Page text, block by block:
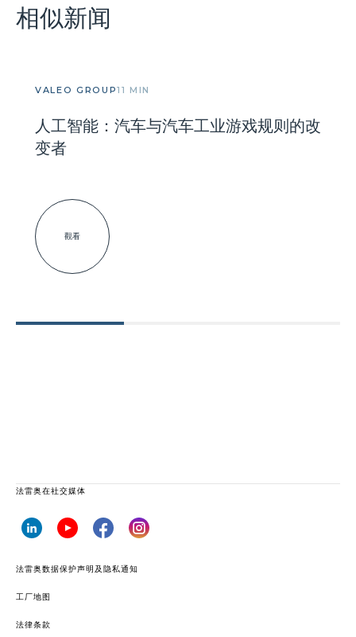
相似新闻
VALEO GROUP11 MIN
人工智能：汽车与汽车工业游戏规则的改
变者
觀看
法雷奥在社交媒体
法雷奥数据保护声明及隐私通知
工厂地图
法律条款